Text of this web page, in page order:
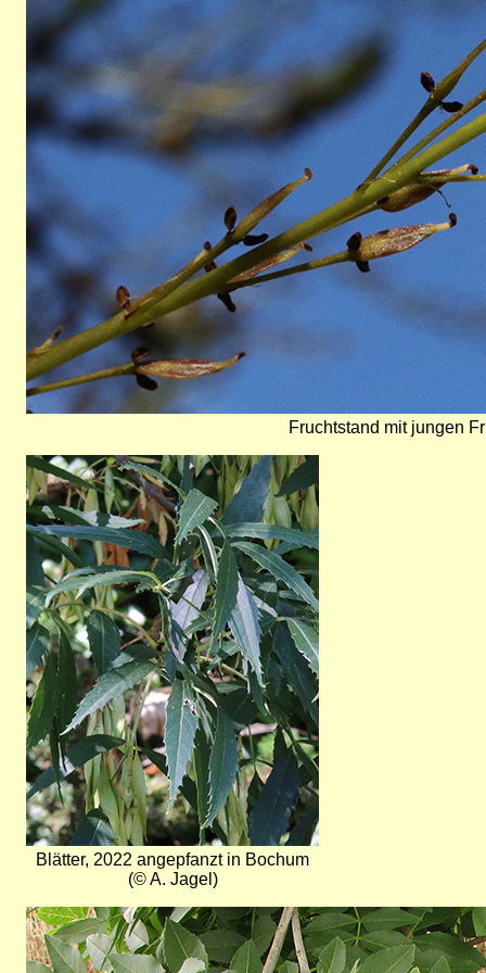
Fruchtstand mit jungen
Bild
Blätter, 2022 angepfanzt in Bochum
(© A. Jagel)
Bild